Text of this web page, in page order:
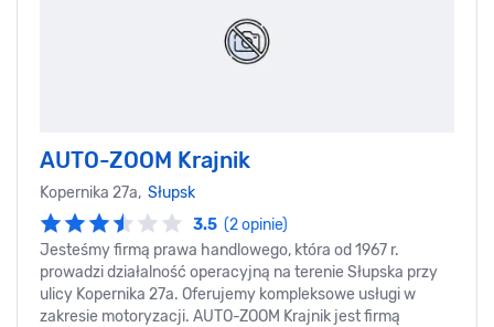
AUTO-ZOOM Krajnik
Kopernika 27a, Słupsk
3.5 (2 opinie)
Jesteśmy firmą prawa handlowego, która od 1967 r.
prowadzi działalność operacyjną na terenie Słupska przy
ulicy Kopernika 27a. Oferujemy kompleksowe usługi w
zakresie motoryzacji. AUTO-ZOOM Krajnik jest firmą